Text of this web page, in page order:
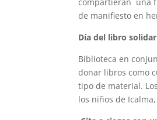
de manifiesto en
Día del libro
Biblioteca en
donar libros como
tipo de material.
los niños de